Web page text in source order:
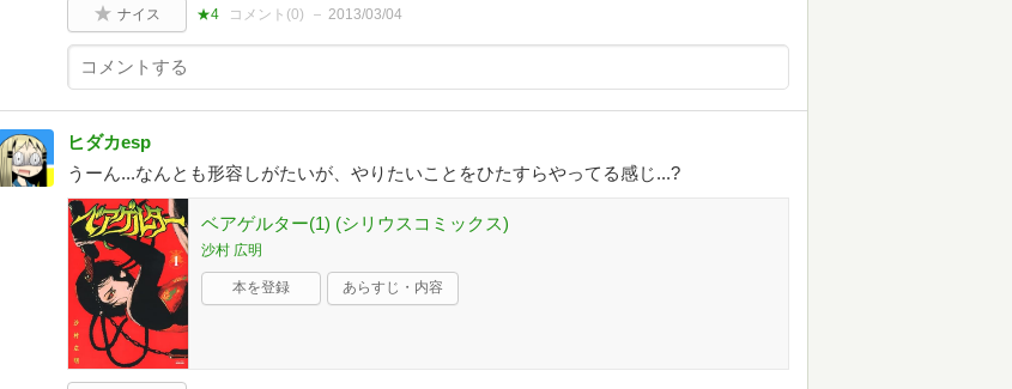
ナイス ★4 コメント(0) 2013/03/04
ヒダカesp
うーん...なんとも形容しがたいが、やりたいことをひたすらやってる感じ...?
ベアゲルター(1) (シリウスコミックス)
沙村 広明
本を登録 あらすじ・内容